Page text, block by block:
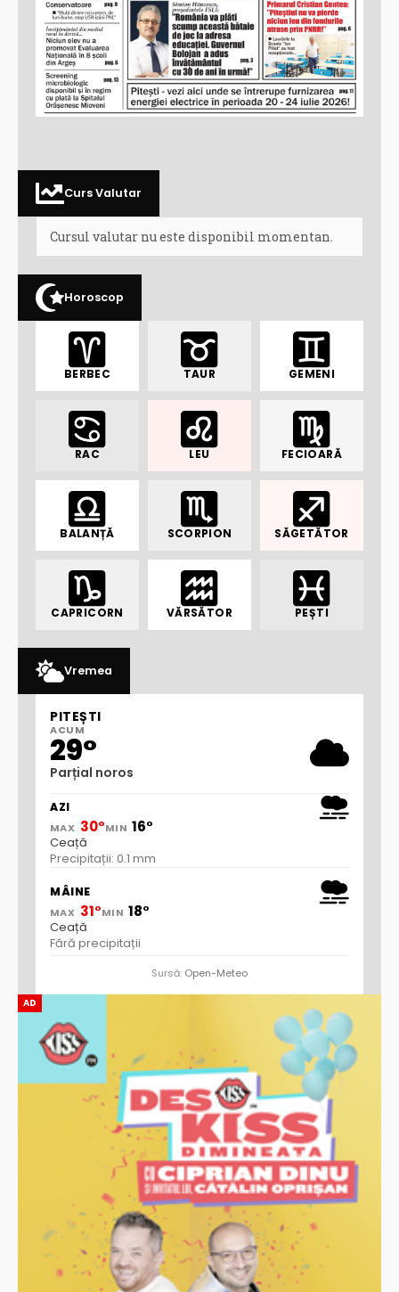
AD
Curs Valutar
Cursul valutar nu este disponibil momentan.
Horoscop
BERBEC TAUR GEMENI
RAC LEU FECIOARĂ
BALANȚĂ SCORPION SĂGETĂTOR
CAPRICORN VĂRSĂTOR PEȘTI
Vremea
PITEȘTI
ACUM
29°
Parțial noros
AZI
MAX 30°MIN 16°
Ceață
Precipitații: 0.1 mm
MÂINE
MAX 31°MIN 18°
Ceață
Fără precipitații
Sursă: Open-Meteo